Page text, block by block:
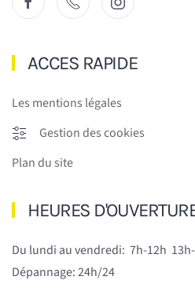
ACCES RAPIDE
Les mentions légales
Gestion des cookies
Plan du site
HEURES
Du lundi au vendredi: 7h-12h
Dépannage: 24h/24